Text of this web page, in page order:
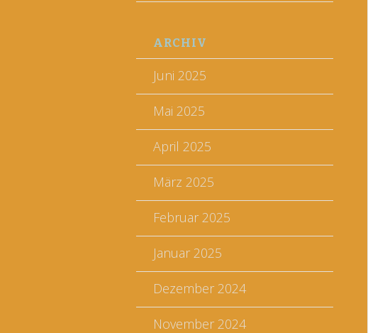
ARCHIV
Juni 2025
Mai 2025
April 2025
März 2025
Februar 2025
Januar 2025
Dezember 2024
November 2024